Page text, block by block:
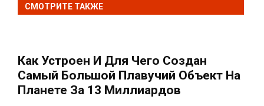
СМОТРИТЕ ТАКЖЕ
Как Устроен И Для Чего Создан
Самый Большой Плавучий Объект На
Планете За 13 Миллиардов